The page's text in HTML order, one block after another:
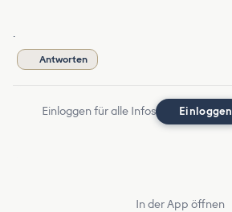
.
Antworten
Einloggen für alle Infos Einloggen
In der App öffnen